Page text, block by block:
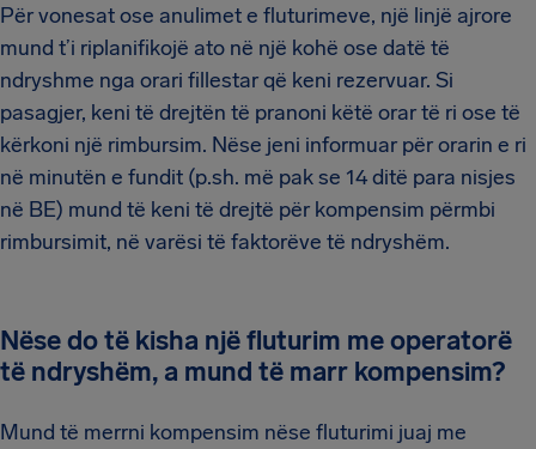
Për vonesat ose anulimet e fluturimeve, një linjë ajrore
mund t’i riplanifikojë ato në një kohë ose datë të
ndryshme nga orari fillestar që keni rezervuar. Si
pasagjer, keni të drejtën të pranoni këtë orar të ri ose të
kërkoni një rimbursim. Nëse jeni informuar për orarin e ri
në minutën e fundit (p.sh. më pak se 14 ditë para nisjes
në BE) mund të keni të drejtë për kompensim përmbi
rimbursimit, në varësi të faktorëve të ndryshëm.
Nëse do të kisha një fluturim me operatorë
të ndryshëm, a mund të marr kompensim?
Mund të merrni kompensim nëse fluturimi juaj me